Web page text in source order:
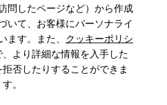
問したページなど）から作成
いて、お客様にパーソナライ
す。また、 クッキーポリシ
より詳細な情報を入手した
否したりすることができま
す。
EKI